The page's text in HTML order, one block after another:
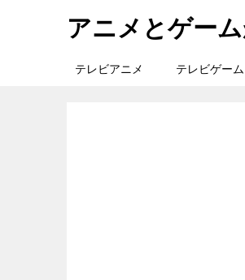
アニメとゲー
テレビアニメ テレビゲーム